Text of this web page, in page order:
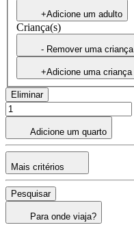
+Adicione um adulto
Criança(s)
- Remover uma criança
+Adicione uma criança
Eliminar
Adicione um quarto
Mais critérios
Pesquisar
Para onde viaja?